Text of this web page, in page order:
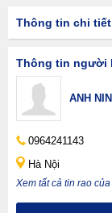
Thông tin chi tiết
Thông tin người
ANH
0964241143
Hà Nội
Xem tất cả tin rao